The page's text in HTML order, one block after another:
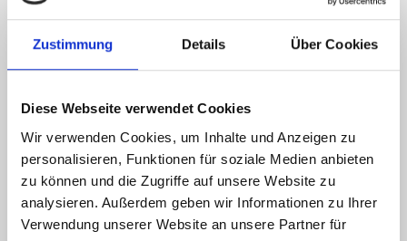
Zustimmung Details Über Cookies
Diese Webseite verwendet Cookies
Wir verwenden Cookies, um Inhalte und Anzeigen zu
personalisieren, Funktionen für soziale Medien anbieten
zu können und die Zugriffe auf unsere Website zu
analysieren. Außerdem geben wir Informationen zu Ihrer
Verwendung unserer Website an unsere Partner für